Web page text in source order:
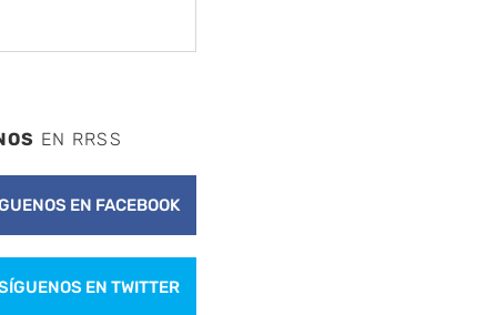
EN RRSS
EN FACEBOOK
EN TWITTER